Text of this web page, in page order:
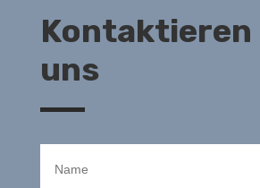
Kontaktieren
uns